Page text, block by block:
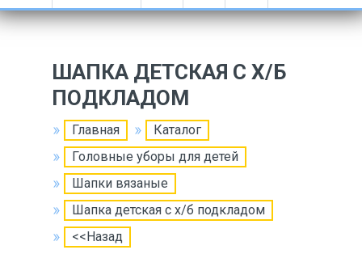
ШАПКА ДЕТСКАЯ С Х/Б
ПОДКЛАДОМ
Главная
Каталог
Головные уборы для детей
Шапки вязаные
Шапка детская с х/б подкладом
<<Назад